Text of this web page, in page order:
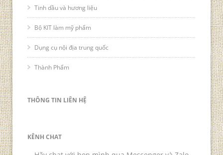
Tinh dầu và hương liệu
Bộ KIT làm mỹ phẩm
Dụng cụ nội địa trung quốc
Thành Phẩm
THÔNG TIN LIÊN HỆ
KÊNH CHAT